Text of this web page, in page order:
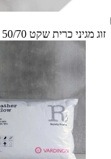
זוג מגיני כרית שקט 50/70